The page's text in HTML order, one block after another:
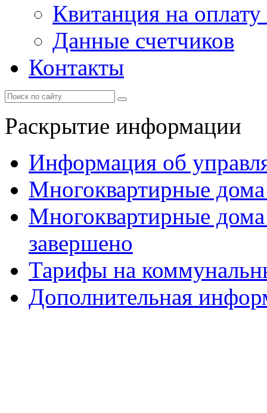
Квитанция на
Данные счетчиков
Контакты
Раскрытие информации
Информация об
Многоквартирные
Многоквартирные
завершено
Тарифы на
Дополнительная